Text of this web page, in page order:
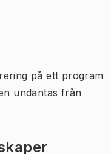
på ett program
undantas från